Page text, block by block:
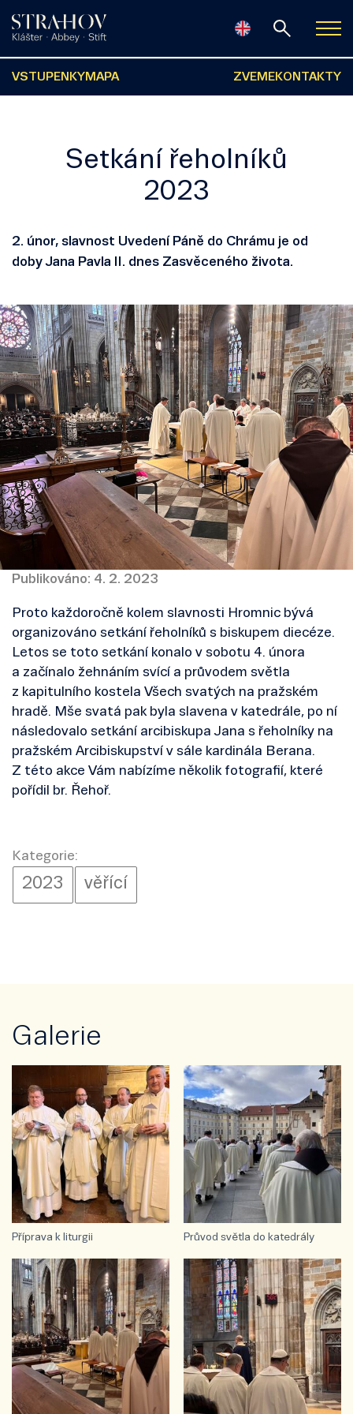
VSTUPENKY MAPA ZVEME KONTAKTY
Setkání řeholníků
2023
2. únor, slavnost Uvedení Páně do Chrámu je od
doby Jana Pavla II. dnes Zasvěceného života.
Publikováno: 4. 2. 2023
Proto každoročně kolem slavnosti Hromnic bývá
organizováno setkání řeholníků s biskupem diecéze.
Letos se toto setkání konalo v sobotu 4. února
a začínalo žehnáním svící a průvodem světla
z kapitulního kostela Všech svatých na pražském
hradě. Mše svatá pak byla slavena v katedrále, po ní
následovalo setkání arcibiskupa Jana s řeholníky na
pražském Arcibiskupství v sále kardinála Berana.
Z této akce Vám nabízíme několik fotografií, které
pořídil br. Řehoř.
Kategorie:
2023 věřící
Galerie
Příprava k liturgii Průvod světla do katedrály